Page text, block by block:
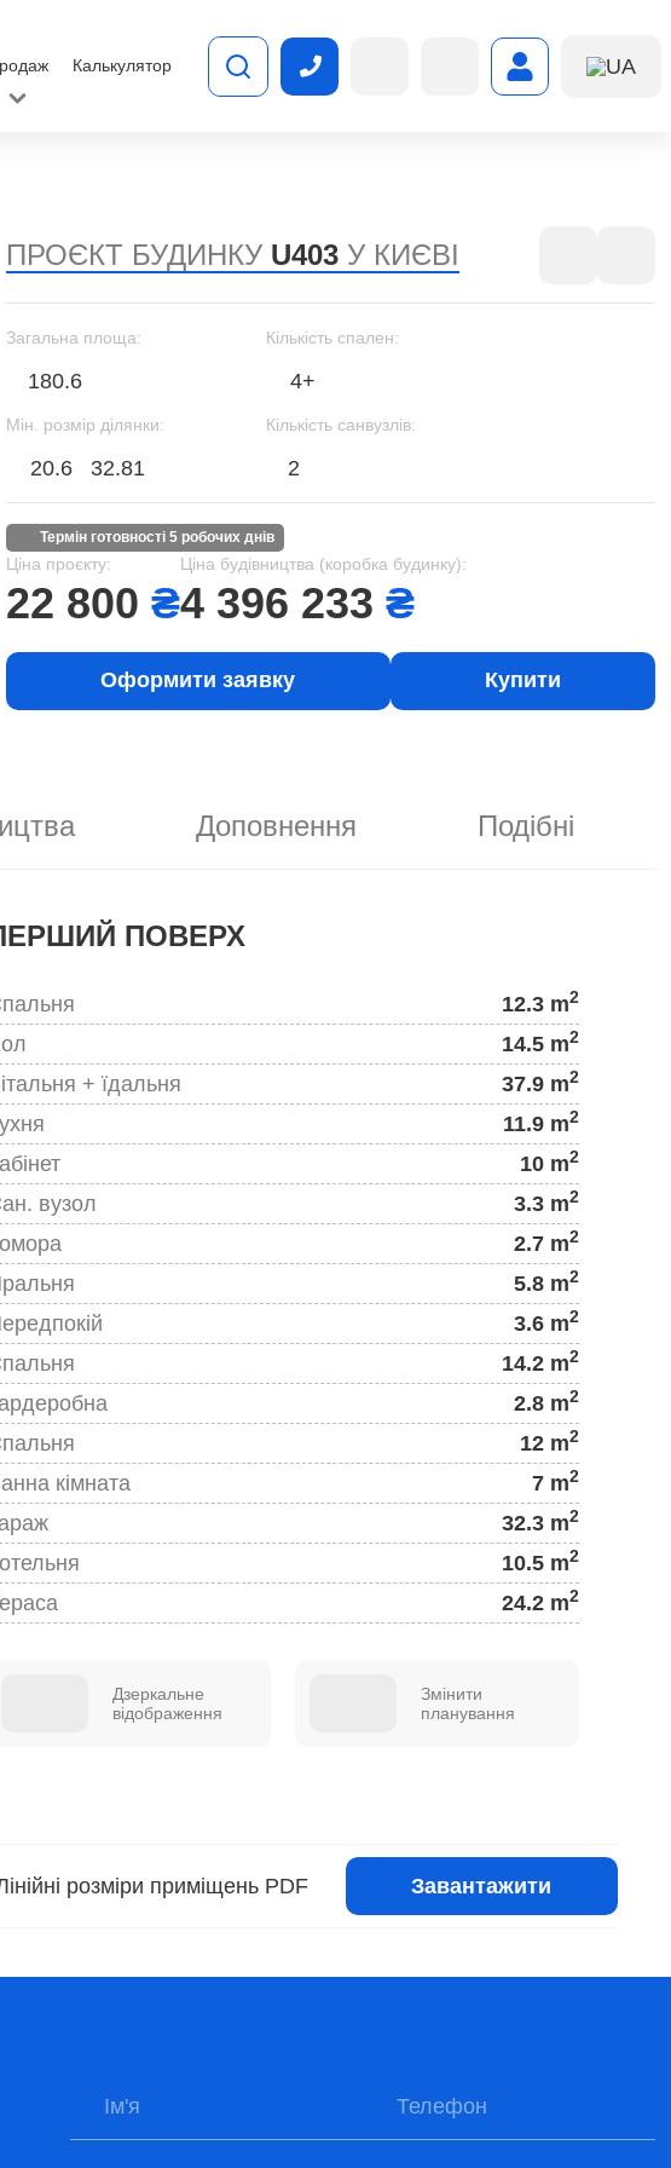
Калькулятор UA
ПРОЄКТ БУДИНКУ U403 У КИЄВІ
Загальна площа:
180.6
Кількість спален:
4+
Мін. розмір ділянки:
20.6 32.81
Кількість санвузлів:
2
термін готовності 5 робочих днів
Ціна проєкту:
22 800 ₴
Ціна будівництва (коробка будинку):
4 396 233 ₴
Оформити заявку Купити
Доповнення Подібні
ПОВЕРХ
12.3 m2
14.5 m2
+ їдальня 37.9 m2
11.9 m2
10 m2
вузол 3.3 m2
2.7 m2
5.8 m2
3.6 m2
14.2 m2
2.8 m2
12 m2
кімната 7 m2
32.3 m2
10.5 m2
24.2 m2
Дзеркальне
відображення
Змінити
планування
розміри приміщень PDF Завантажити